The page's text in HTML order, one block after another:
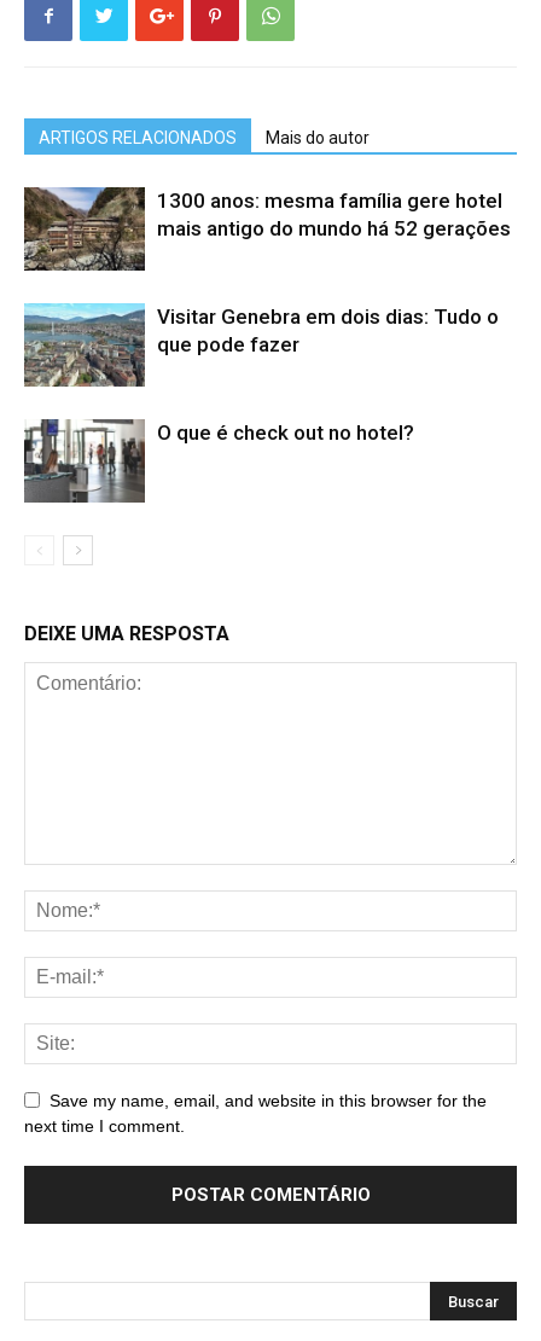
ARTIGOS RELACIONADOS Mais do autor
1300 anos: mesma família gere hotel
mais antigo do mundo há 52 gerações
Visitar Genebra em dois dias: Tudo o
que pode fazer
O que é check out no hotel?
DEIXE UMA RESPOSTA
Save my name, email, and website in this browser for the
next time I comment.